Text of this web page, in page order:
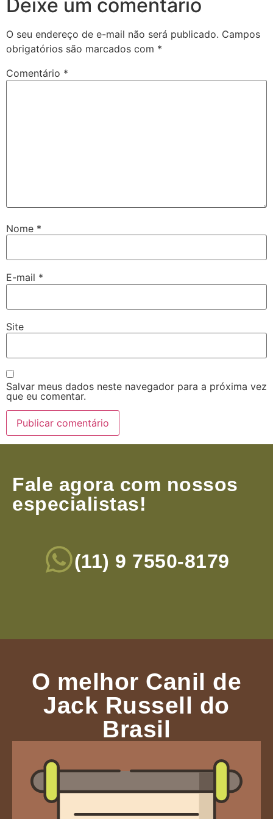
Deixe um comentário
O seu endereço de e-mail não será publicado. Campos
obrigatórios são marcados com *
Comentário *
Nome *
E-mail *
Site
Salvar meus dados neste navegador para a próxima vez
que eu comentar.
Fale agora com nossos
especialistas!
(11) 9 7550-8179
O melhor Canil de
Jack Russell do
Brasil